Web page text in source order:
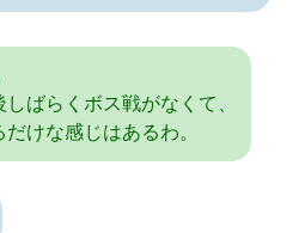
ばらくボス戦がなくて、
けな感じはあるわ。